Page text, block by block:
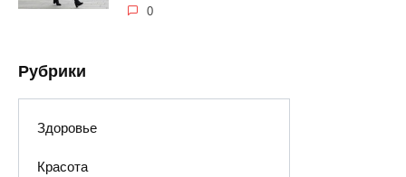
0
Рубрики
Здоровье
Красота